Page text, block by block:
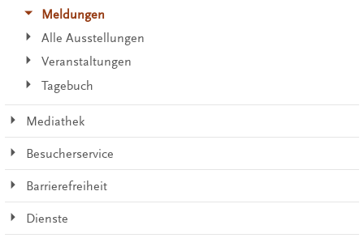
Meldungen
Alle Ausstellungen
Veranstaltungen
Tagebuch
Mediathek
Besucherservice
Barrierefreiheit
Dienste